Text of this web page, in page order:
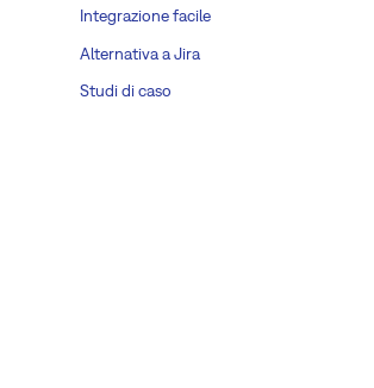
Integrazione facile
Alternativa a Jira
Studi di caso